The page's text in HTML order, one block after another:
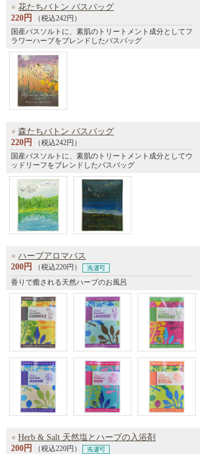
● 花たちバトン バスバッグ
220円
（税込242円）
国産バスソルトに、素肌のトリートメント成分としてフ
ラワーハーブをブレンドしたバスバッグ
● 森たちバトン バスバッグ
220円
（税込242円）
国産バスソルトに、素肌のトリートメント成分としてウ
ッドリーフをブレンドしたバスバッグ
● ハーブアロマバス
200円
（税込220円）
香りで癒される天然ハーブのお風呂
● Herb & Salt 天然塩とハーブの入浴剤
200円
（税込220円）